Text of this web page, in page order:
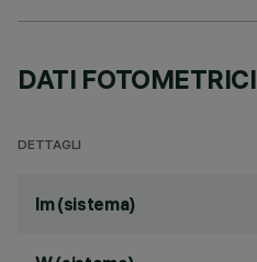
DATI FOTOMETRICI
DETTAGLI
lm (sistema)